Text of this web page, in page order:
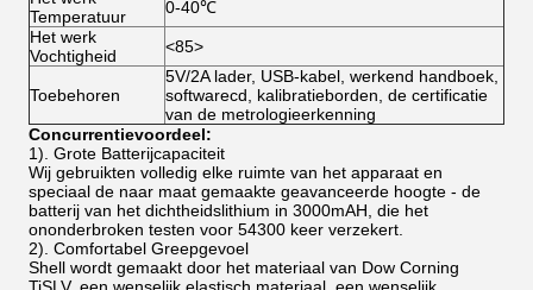
Temperatuur
0-40℃
Het werk
Vochtigheid
<85>
Toebehoren
5V/2A lader, USB-kabel, werkend handboek,
softwarecd, kalibratieborden, de certificatie
van de metrologieerkenning
Concurrentievoordeel:
1). Grote Batterijcapaciteit
Wij gebruikten volledig elke ruimte van het apparaat en
speciaal de naar maat gemaakte geavanceerde hoogte - de
batterij van het dichtheidslithium in 3000mAH, die het
ononderbroken testen voor 54300 keer verzekert.
2). Comfortabel Greepgevoel
Shell wordt gemaakt door het materiaal van Dow Corning